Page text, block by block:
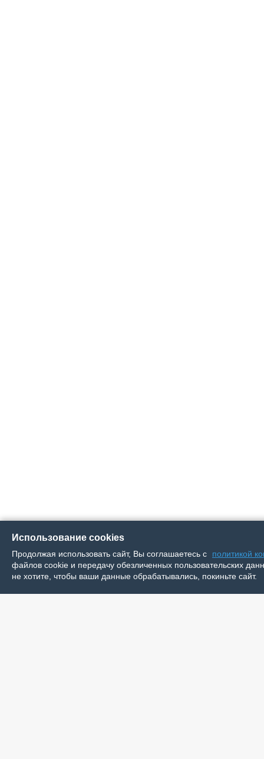
Использование cookies
Продолжая использовать сайт, Вы соглашаетесь с
политикой
файлов cookie и передачу обезличенных пользовательских
не хотите, чтобы ваши данные обрабатывались, покиньте сайт.